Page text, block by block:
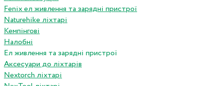
Fenix ел живлення та зарядні пристрої
Naturehike ліхтарі
Кемпінгові
Налобні
Ел живлення та зарядні пристрої
Аксесуари до ліхтарів
Nextorch ліхтарі